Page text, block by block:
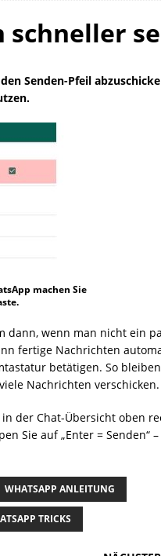
Senden-Pfeil
machen Sie
dann, wenn man nicht ein
fertige Nachrichten
betätigen. So
Nachrichten verschicken.
der Chat-Übersicht oben
Sie auf „Enter = Senden“
WHATSAPP ANLEITUNG
TRICKS